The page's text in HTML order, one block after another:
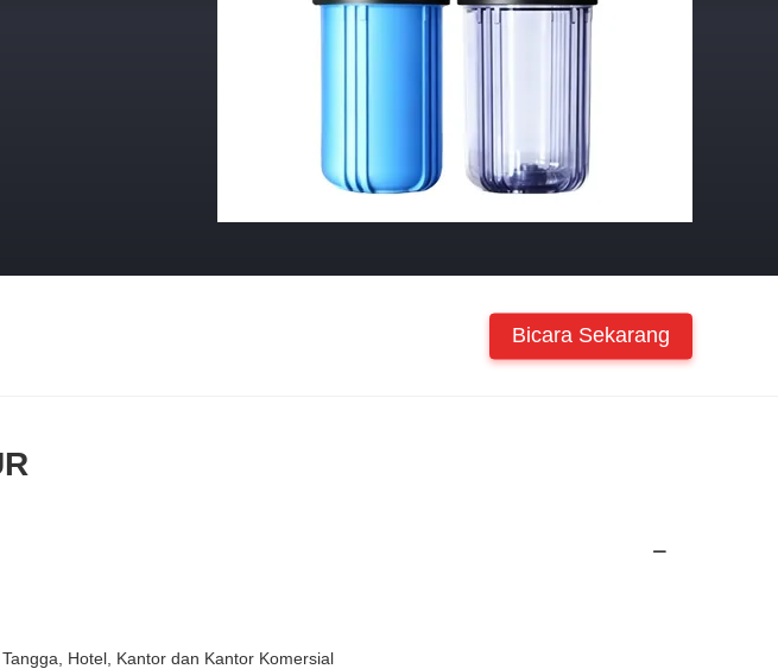
Bicara Sekarang
Hotel, Kantor dan Kantor Komersial